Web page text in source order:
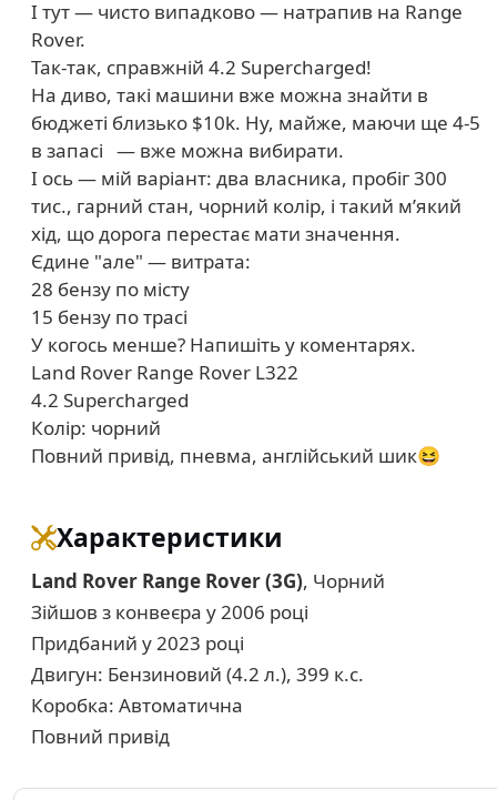
І тут — чисто випадково — натрапив на Range
Rover.
Так-так, справжній 4.2 Supercharged!
На диво, такі машини вже можна знайти в
бюджеті близько $10k. Ну, майже, маючи ще 4-5
в запасі — вже можна вибирати.
І ось — мій варіант: два власника, пробіг 300
тис., гарний стан, чорний колір, і такий м’який
хід, що дорога перестає мати значення.
Єдине "але" — витрата:
28 бензу по місту
15 бензу по трасі
У когось менше? Напишіть у коментарях.
Land Rover Range Rover L322
4.2 Supercharged
Колір: чорний
Повний привід, пневма, англійський шик😆
Характеристики
Land Rover Range Rover (3G), Чорний
Зійшов з конвеєра у 2006 році
Придбаний у 2023 році
Двигун: Бензиновий (4.2 л.), 399 к.с.
Коробка: Автоматична
Повний привід